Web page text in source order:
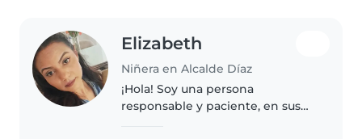
Elizabeth
Niñera en Alcalde Díaz
¡Hola! Soy una persona
responsable y paciente, en sus